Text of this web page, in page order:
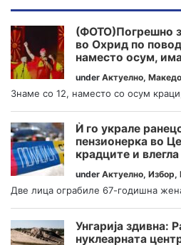
(ФОТО)Погрешно
во Охрид по
наместо осум,
under Актуелно,
Знаме со 12, наместо со осум
Ѝ го украле
пензионерка во
крадците и
under Актуелно, Избор,
Две лица ограбиле 67-годишна
Унгарија здивна:
нуклеарната